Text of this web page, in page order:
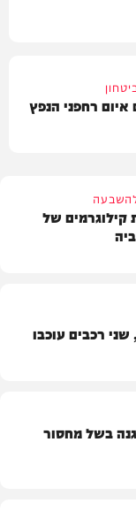
רחפני הנפץ
קילוגרמים של
שני רכבים עוכבו
בשל מחסור